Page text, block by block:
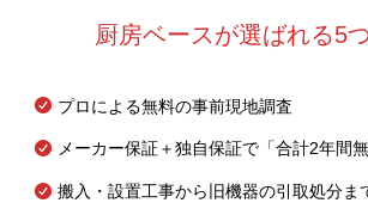
厨房ベースが選ばれる5
プロによる無料の事前現地調査
メーカー保証＋独自保証で「合計2年間無
搬入・設置工事から旧機器の引取処分ま